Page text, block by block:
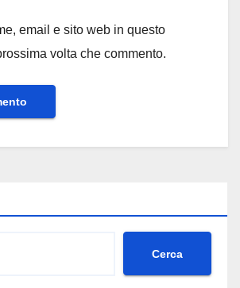
email e sito web in questo
volta che commento.
Cerca